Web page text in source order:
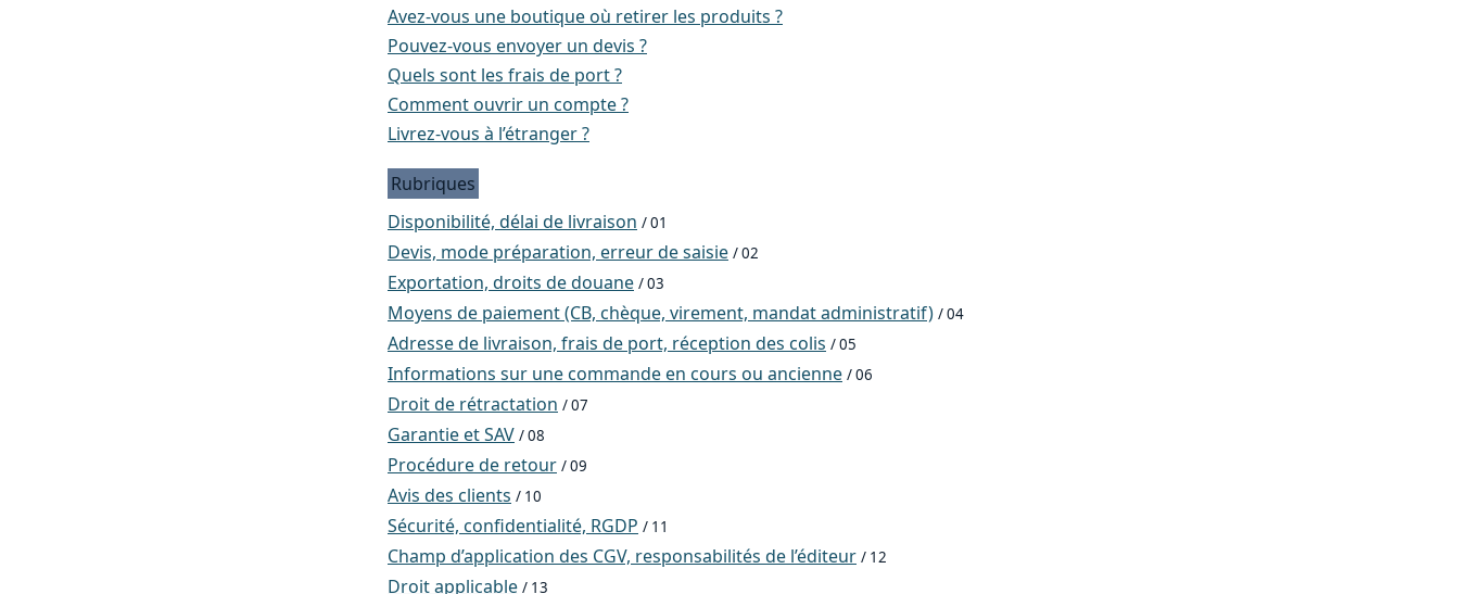
Avez-vous une boutique où retirer les produits ?
Pouvez-vous envoyer un devis ?
Quels sont les frais de port ?
Comment ouvrir un compte ?
Livrez-vous à l’étranger ?
Rubriques
Disponibilité, délai de livraison / 01
Devis, mode préparation, erreur de saisie / 02
Exportation, droits de douane / 03
Moyens de paiement (CB, chèque, virement, mandat administratif) / 04
Adresse de livraison, frais de port, réception des colis / 05
Informations sur une commande en cours ou ancienne / 06
Droit de rétractation / 07
Garantie et SAV / 08
Procédure de retour / 09
Avis des clients / 10
Sécurité, confidentialité, RGDP / 11
Champ d’application des CGV, responsabilités de l’éditeur / 12
Droit applicable / 13